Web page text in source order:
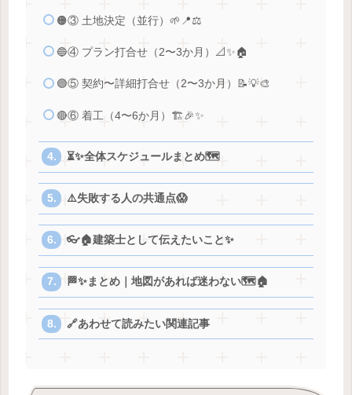
🟠③ 土地決定（並行）🌱📍⚖️
🔵④ プラン打合せ（2〜3か月）📐✨🏠
🟣⑤ 契約〜詳細打合せ（2〜3か月）📝💡🎨
🔴⑥ 着工（4〜6か月）🏗️🎉✨
⏳✨全体スケジュールまとめ🗺️
⚠️失敗する人の共通点😱
👓🏠建築士として伝えたいこと✨
🏁✨まとめ｜地図があれば迷わない🗺️🏠
🔗あわせて読みたい関連記事